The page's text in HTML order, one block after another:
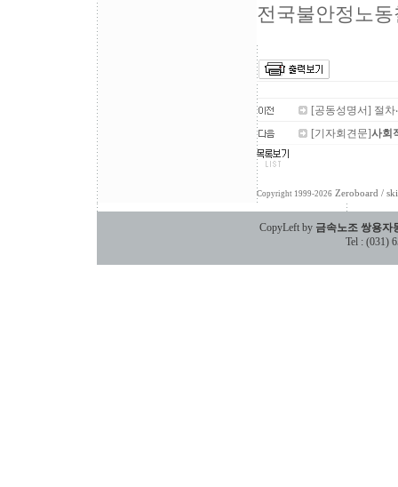
전국불안정노
[공동성명서] 절차
[기자회견문]사회
Copyright 1999-2026 Zeroboard /
CopyLeft by 금속노조 쌍용자
Tel : (031)